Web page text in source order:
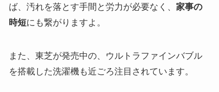
ば、汚れを落とす手間と労力が必要なく、 家事の
時短にも繋がりますよ。
また、東芝が発売中の、ウルトラファインバブル
を搭載した洗濯機も近ごろ注目されています。